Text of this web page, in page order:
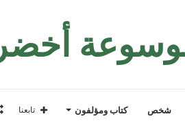
شخص كتاب ومؤلفون تابعنا